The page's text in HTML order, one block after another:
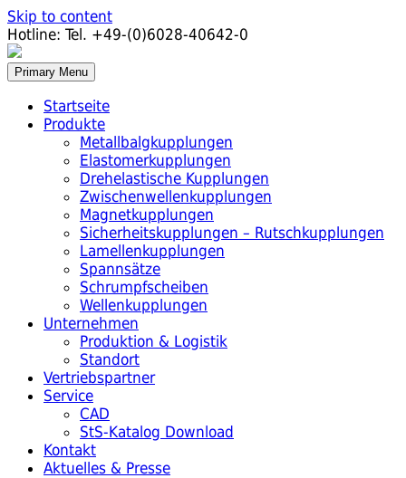
Skip to content
Hotline: Tel. +49-(0)6028-40642-0
Primary Menu
Startseite
Produkte
Metallbalgkupplungen
Elastomerkupplungen
Drehelastische Kupplungen
Zwischenwellenkupplungen
Magnetkupplungen
Sicherheitskupplungen – Rutschkupplungen
Lamellenkupplungen
Spannsätze
Schrumpfscheiben
Wellenkupplungen
Unternehmen
Produktion & Logistik
Standort
Vertriebspartner
Service
CAD
StS-Katalog Download
Kontakt
Aktuelles & Presse